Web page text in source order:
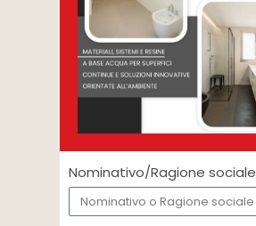
Nominativo/Ragione sociale